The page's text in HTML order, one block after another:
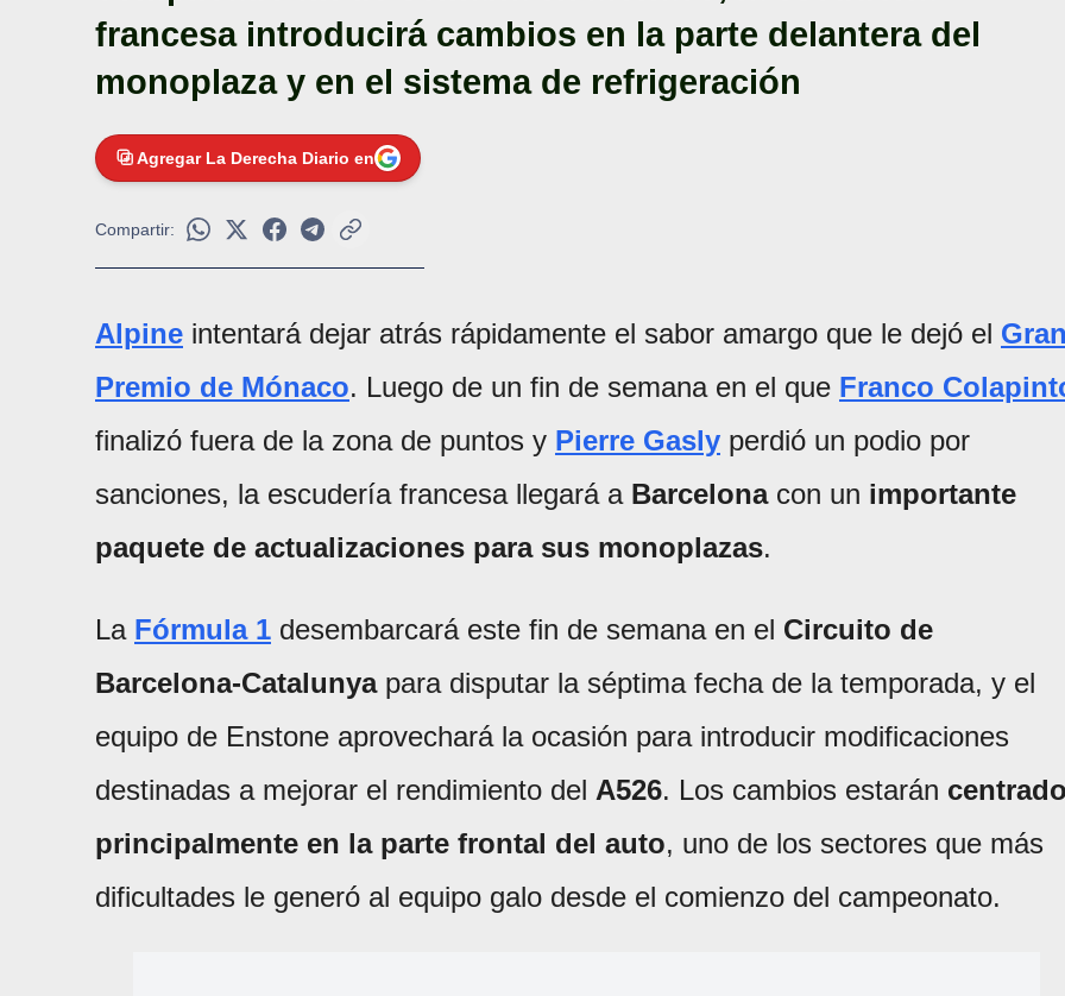
francesa introducirá cambios en la parte delantera del
monoplaza y en el sistema de refrigeración
Agregar La Derecha Diario en
Compartir:
Alpine intentará dejar atrás rápidamente el sabor amargo que le dejó el
Premio de Mónaco. Luego de un fin de semana en el que Franco
finalizó fuera de la zona de puntos y Pierre Gasly perdió un podio por
sanciones, la escudería francesa llegará a Barcelonacon un importante
paquete de actualizaciones para sus monoplazas.
La Fórmula 1 desembarcará este fin de semana en el Circuito de
Barcelona-Catalunyapara disputar la séptima fecha de la temporada, y el
equipo de Enstone aprovechará la ocasión para introducir modificaciones
destinadas a mejorar el rendimiento del A526. Los cambios estarán
principalmente en la parte frontal del auto, uno de los sectores que más
dificultades le generó al equipo galo desde el comienzo del campeonato.